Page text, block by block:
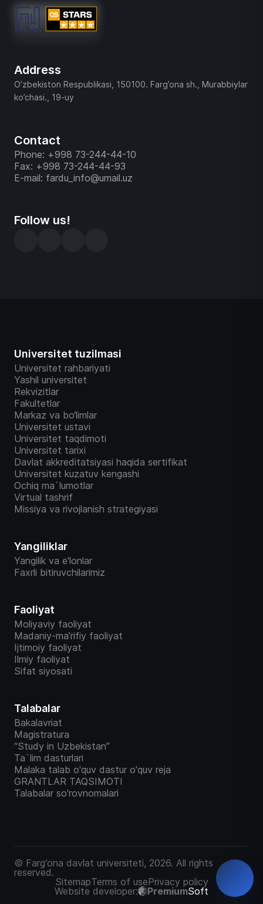
Address
O’zbekiston Respublikasi, 150100. Farg’ona sh., Murabbiylar
ko’chasi., 19-uy
Contact
Phone: +998 73-244-44-10
Fax: +998 73-244-44-93
E-mail: fardu_info@umail.uz
Follow us!
Universitet tuzilmasi
Universitet rahbariyati
Yashil universitet
Rekvizitlar
Fakultetlar
Markaz va bo‘limlar
Universitet ustavi
Universitet taqdimoti
Universitet tarixi
Davlat akkreditatsiyasi haqida sertifikat
Universitet kuzatuv kengashi
Ochiq ma`lumotlar
Virtual tashrif
Missiya va rivojlanish strategiyasi
Yangiliklar
Yangilik va e'lonlar
Faxrli bitiruvchilarimiz
Faoliyat
Moliyaviy faoliyat
Madaniy-ma’rifiy faoliyat
Ijtimoiy faoliyat
Ilmiy faoliyat
Sifat siyosati
Talabalar
Bakalavriat
Magistratura
“Study in Uzbekistan”
Ta`lim dasturlari
Malaka talab o'quv dastur o'quv reja
GRANTLAR TAQSIMOTI
Talabalar so'rovnomalari
© Farg‘ona davlat universiteti, 2026. All rights
reserved.
SitemapTerms of usePrivacy policy
Website developer:
PremiumSoft